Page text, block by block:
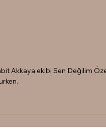
Akkaya ekibi Sen Değilim